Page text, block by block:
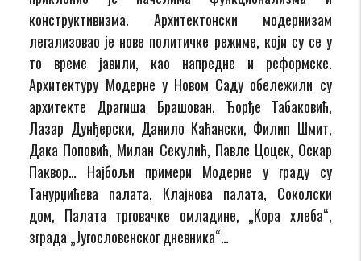
конструктивизма. Архитектонски модернизам
легализовао је нове политичке режиме, који су се у
то време јавили, као напредне и реформске.
Архитектуру Модерне у Новом Саду обележили су
архитекте Драгиша Брашован, Ђорђе Табаковић,
Лазар Дунђерски, Данило Каћански, Филип Шмит,
Дака Поповић, Милан Секулић, Павле Цоцек, Оскар
Паквор… Најбољи примери Модерне у граду су
Танурџићева палата, Клајнова палата, Соколски
дом, Палата трговачке омладине, „Кора хлеба“,
зграда „Југословенског дневника“…